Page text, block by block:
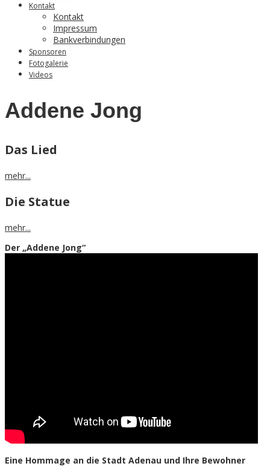
Kontakt
Kontakt
Impressum
Bankverbindungen
Sponsoren
Fotogalerie
Videos
Addene Jong
Das Lied
mehr...
Die Statue
mehr...
Der „Addene Jong“
Eine Hommage an die Stadt Adenau und Ihre Bewohner